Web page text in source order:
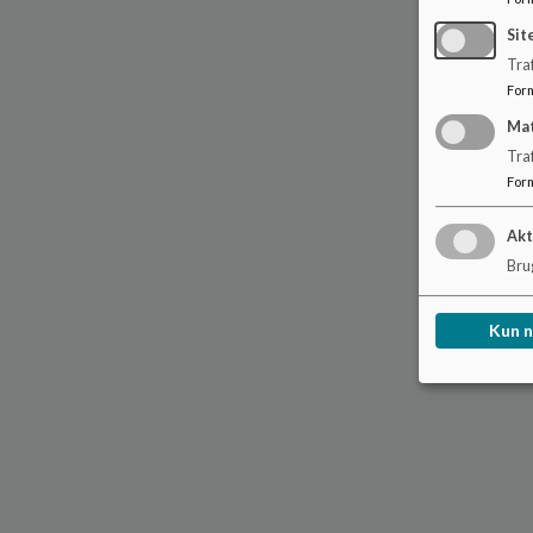
Kun